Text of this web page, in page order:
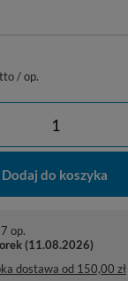
/op.
Dodaj do koszyka
op.
(11.08.2026)
dostawa od 150,00 zł